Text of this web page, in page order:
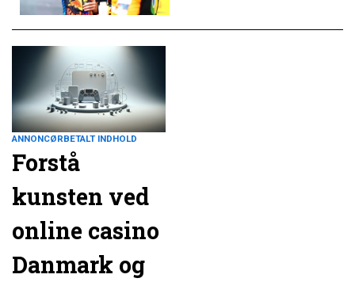
ANNONCØRBETALT INDHOLD
Forstå
kunsten ved
online casino
Danmark og